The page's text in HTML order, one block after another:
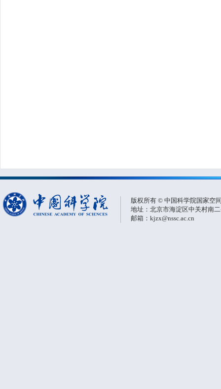
版权所有 © 中国科学院国家空
地址：北京市海淀区中关村南
邮箱：kjzx@nssc.ac.cn